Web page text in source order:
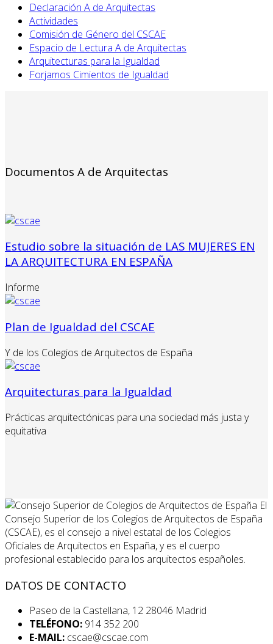
Declaración A de Arquitectas
Actividades
Comisión de Género del CSCAE
Espacio de Lectura A de Arquitectas
Arquitecturas para la Igualdad
Forjamos Cimientos de Igualdad
Documentos A de Arquitectas
Estudio sobre la situación de LAS MUJERES EN
LA ARQUITECTURA EN ESPAÑA
Informe
Plan de Igualdad del CSCAE
Y de los Colegios de Arquitectos de España
Arquitecturas para la Igualdad
Prácticas arquitectónicas para una sociedad más justa y
equitativa
El
Consejo Superior de los Colegios de Arquitectos de España
(CSCAE), es el consejo a nivel estatal de los Colegios
Oficiales de Arquitectos en España, y es el cuerpo
profesional establecido para los arquitectos españoles.
DATOS DE CONTACTO
Paseo de la Castellana, 12 28046 Madrid
TELÉFONO: 914 352 200
E-MAIL: cscae@cscae.com